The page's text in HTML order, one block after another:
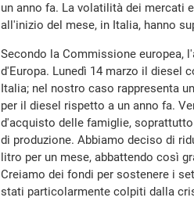
un anno fa. La volatilità dei mercati
all'inizio del mese, in Italia, hanno
Secondo la Commissione europea,
d'Europa. Lunedì 14 marzo il diesel
Italia; nel nostro caso rappresenta
per il diesel rispetto a un anno fa.
d'acquisto delle famiglie,
di produzione. Abbiamo deciso di
litro per un mese, abbattendo così
Creiamo dei fondi per sostenere i
stati particolarmente colpiti dalla